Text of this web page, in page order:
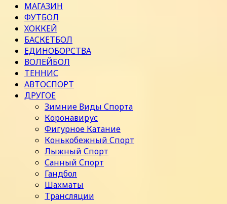
МАГАЗИН
ФУТБОЛ
ХОККЕЙ
БАСКЕТБОЛ
ЕДИНОБОРСТВА
ВОЛЕЙБОЛ
ТЕННИС
АВТОСПОРТ
ДРУГОЕ
Зимние Виды Спорта
Коронавирус
Фигурное Катание
Конькобежный Спорт
Лыжный Спорт
Санный Спорт
Гандбол
Шахматы
Трансляции